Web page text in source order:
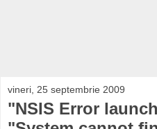
vineri, 25 septembrie 2009
"NSIS Error